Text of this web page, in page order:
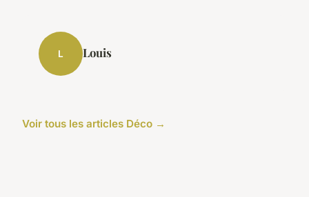
L Louis
Voir tous les articles Déco →